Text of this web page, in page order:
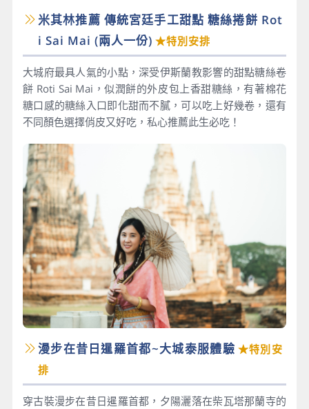
米其林推薦 傳統宮廷手工甜點 糖絲捲餅 Rot
i Sai Mai​ (兩人一份) ★特別安排
大城府最具人氣的小點，深受伊斯蘭教影響的甜點糖絲卷
餅 Roti Sai Mai，似潤餅的外皮包上香甜糖絲，有著棉花
糖口感的糖絲入口即化甜而不膩，可以吃上好幾卷，還有
不同顏色選擇俏皮又好吃，私心推薦此生必吃！
漫步在昔日暹羅首都~大城泰服體驗 ★特別安
排
穿古裝漫步在昔日暹羅首都，夕陽灑落在柴瓦塔那蘭寺的